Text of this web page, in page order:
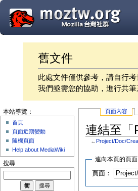
舊文件
此處文件僅供參考，請自行
我們亟需您的協助，進行共
頁面內容
連結至「
← Project/Doc/
連向本頁的頁面
頁面：
本站導覽：
首頁
頁面近期變動
隨機頁面
Help about MediaWiki
搜尋